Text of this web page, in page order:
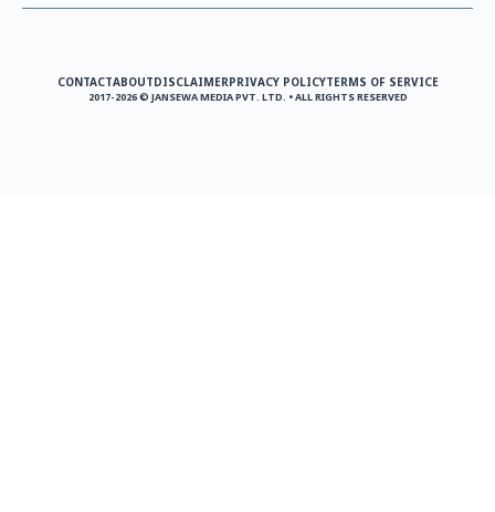
CONTACTABOUTDISCLAIMERPRIVACY POLICYTERMS OF SERVICE
2017-2026 © JANSEWA MEDIA PVT. LTD. • ALL RIGHTS RESERVED